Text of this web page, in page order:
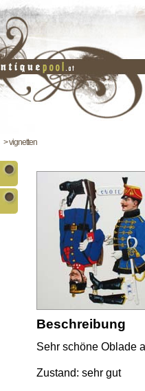
> vignetten
Beschreibung
Sehr schöne Oblade
Zustand: sehr gut